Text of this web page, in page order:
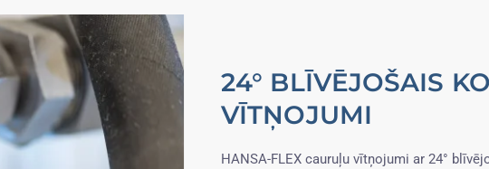
24° BLĪVĒJOŠAIS
VĪTŅOJUMI
HANSA-FLEX cauruļu vītņojumi ar 24°